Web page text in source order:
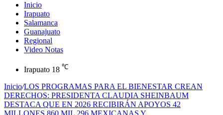
Inicio
Irapuato
Salamanca
Guanajuato
Regional
Video Notas
Irapuato 18 ℃
Inicio/LOS PROGRAMAS PARA EL BIENESTAR CREAN
DERECHOS: PRESIDENTA CLAUDIA SHEINBAUM
DESTACA QUE EN 2026 RECIBIRÁN APOYOS 42